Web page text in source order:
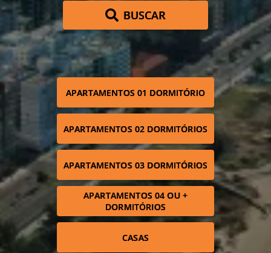
BUSCAR
APARTAMENTOS 01 DORMITÓRIO
APARTAMENTOS 02 DORMITÓRIOS
APARTAMENTOS 03 DORMITÓRIOS
APARTAMENTOS 04 OU +
DORMITÓRIOS
CASAS